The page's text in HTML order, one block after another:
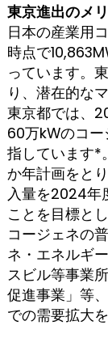
東京進出のメ
日本の産業用
時点で
っています。
り、潜在的な
東京都では、
60万kWのコ
指しています*
か年計画をと
入量を2024年
ことを目標と
コージェネの
ネ・エネルギ
スビル等事業
促進事業」等
での需要拡大